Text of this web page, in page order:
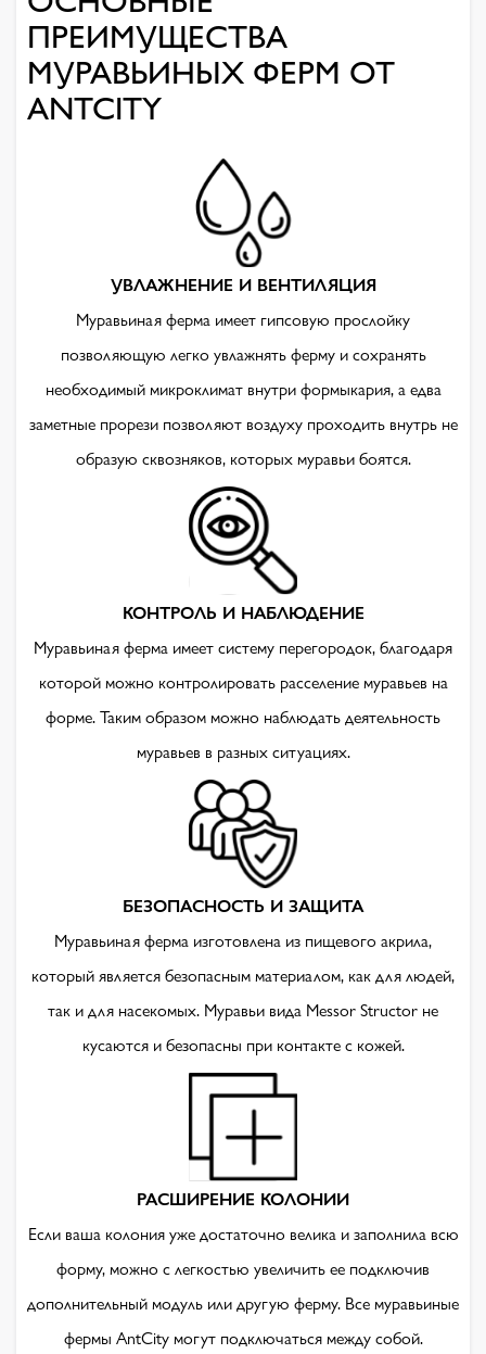
ПРЕИМУЩЕСТВА
МУРАВЬИНЫХ ФЕРМ ОТ
ANTCITY
УВЛАЖНЕНИЕ И ВЕНТИЛЯЦИЯ
Муравьиная ферма имеет гипсовую прослойку
позволяющую легко увлажнять ферму и сохранять
необходимый микроклимат внутри формыкария, а едва
заметные прорези позволяют воздуху проходить внутрь не
образую сквозняков, которых муравьи боятся.
КОНТРОЛЬ И НАБЛЮДЕНИЕ
Муравьиная ферма имеет систему перегородок, благодаря
которой можно контролировать расселение муравьев на
форме. Таким образом можно наблюдать деятельность
муравьев в разных ситуациях.
БЕЗОПАСНОСТЬ И ЗАЩИТА
Муравьиная ферма изготовлена из пищевого акрила,
который является безопасным материалом, как для людей,
так и для насекомых. Муравьи вида Messor Structor не
кусаются и безопасны при контакте с кожей.
РАСШИРЕНИЕ КОЛОНИИ
Если ваша колония уже достаточно велика и заполнила всю
форму, можно с легкостью увеличить ее подключив
дополнительный модуль или другую ферму. Все муравьиные
фермы AntCity могут подключаться между собой.